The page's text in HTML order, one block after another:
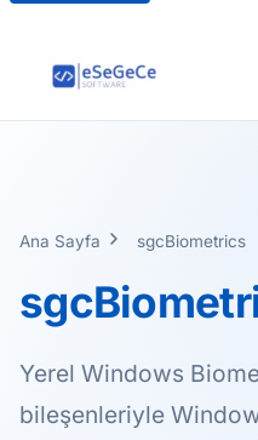
Ana Sayfa sgcBiometrics
Yerel Windows
bileşenleriyle